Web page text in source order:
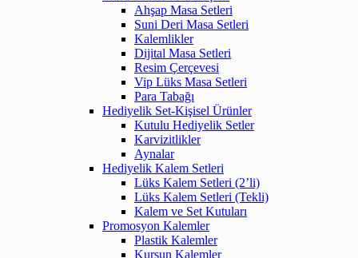
Ahşap Masa Setleri
Suni Deri Masa Setleri
Kalemlikler
Dijital Masa Setleri
Resim Çerçevesi
Vip Lüks Masa Setleri
Para Tabağı
Hediyelik Set-Kişisel Ürünler
Kutulu Hediyelik Setler
Karvizitlikler
Aynalar
Hediyelik Kalem Setleri
Lüks Kalem Setleri (2’li)
Lüks Kalem Setleri (Tekli)
Kalem ve Set Kutuları
Promosyon Kalemler
Plastik Kalemler
Kurşun Kalemler